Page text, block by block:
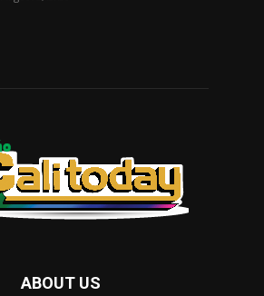
ABOUT US